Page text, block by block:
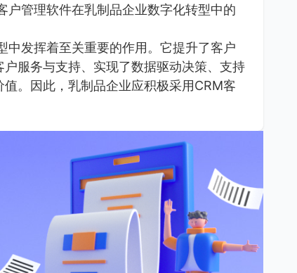
户管理软件在乳制品企业数字化转型中的
中发挥着至关重要的作用。它提升了客户
服务与支持、实现了数据驱动决策、支持
。因此，乳制品企业应积极采用CRM客